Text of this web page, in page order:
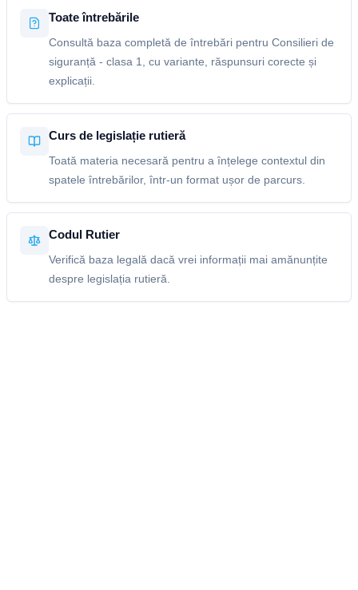
Toate întrebările
Consultă baza completă de întrebări pentru Consilieri de
siguranță - clasa 1, cu variante, răspunsuri corecte și
explicații.
Curs de legislație rutieră
Toată materia necesară pentru a înțelege contextul din
spatele întrebărilor, într-un format ușor de parcurs.
Codul Rutier
Verifică baza legală dacă vrei informații mai amănunțite
despre legislația rutieră.